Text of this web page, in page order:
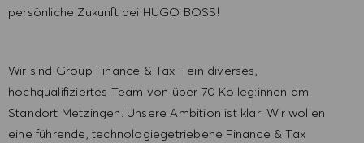
persönliche Zukunft bei HUGO BOSS!
Wir sind Group Finance & Tax - ein diverses,
hochqualifiziertes Team von über 70 Kolleg:innen am
Standort Metzingen. Unsere Ambition ist klar: Wir wollen
eine führende, technologiegetriebene Finance & Tax